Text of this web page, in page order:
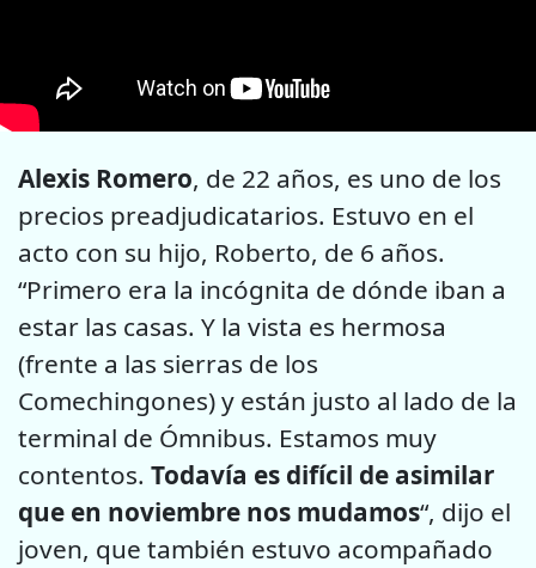
Alexis Romero, de 22 años, es uno de los
precios preadjudicatarios. Estuvo en el
acto con su hijo, Roberto, de 6 años.
“Primero era la incógnita de dónde iban a
estar las casas. Y la vista es hermosa
(frente a las sierras de los
Comechingones) y están justo al lado de la
terminal de Ómnibus. Estamos muy
contentos. Todavía es difícil de asimilar
que en noviembre nos mudamos“, dijo el
joven, que también estuvo acompañado